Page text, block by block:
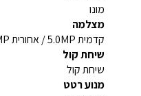
מונו
מצלמה
קדמית 5.0MP / אחורית 8.0MP
שיחת קול
שיחת קול
מנוע רטט